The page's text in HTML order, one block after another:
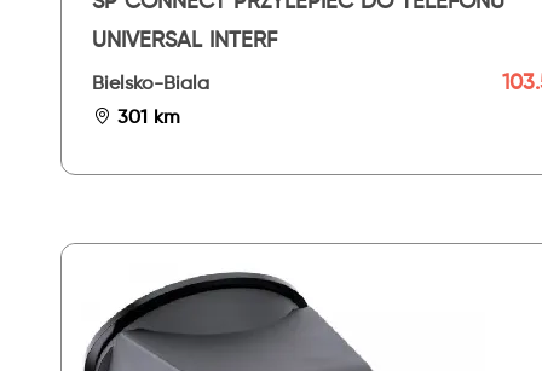
UNIVERSAL INTERF
Bielsko-Biala
301 km